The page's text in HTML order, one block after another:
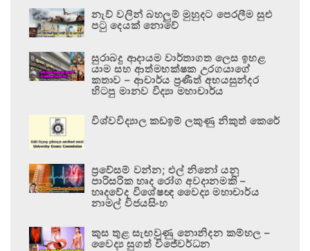
නැව් වලින් බහලුම් මුහුදට පෙරලීම සුළු
පටු දෙයක් නොවේ
සුරාබදු ආදායම වාර්තාගත ලෙස ඉහළ
යාම සහ ආත්මභක්ෂක උරගයාගේ
කතාව – ආචාර්ය ප්‍රණීත් අභයසුන්දර
හිටපු මානව විද්‍යා මහාචාර්ය
විශ්වවිද්‍යාල කඩඉම් ලකුණු නිකුත් කෙරේ
ප්‍රවේසම් වන්න; එල් නිනෝ යනු
පාරිසරික හෘද රෝග අවදානමකි –
හෘදවේද විශේෂඥ වෛද්‍ය මහාචාර්ය
නාමල් විජයසිංහ
කුස තුළ සැඟවුණු නොනිදන කම්හල –
වෛද්‍ය සුගත් විජේවර්ධන